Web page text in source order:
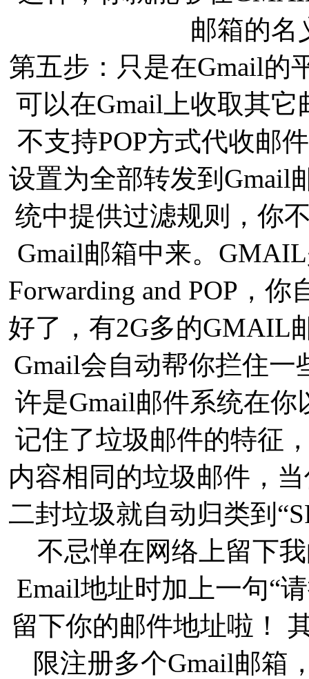
邮箱的名
第五步：只是在Gmail的
可以在Gmail上收取其
不支持POP方式代收邮
设置为全部转发到Gmail
统中提供过滤规则，你
Gmail邮箱中来。
Forwarding and POP，
好了，有2G多的GMAIL
Gmail会自动帮你拦住一
许是Gmail邮件系统在你
记住了垃圾邮件的特征
内容相同的垃圾邮件，
二封垃圾就自动归类到
不忌惮在网络上留下
Email地址时加上一句“
留下你的邮件地址啦！
限注册多个Gmail邮箱